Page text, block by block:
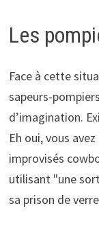
Les
Face à cette
sapeurs-
d’imagination.
Eh oui, vous
improvisés
utilisant "une
sa prison de